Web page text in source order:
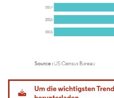
Bild © Mordor Intelligence.